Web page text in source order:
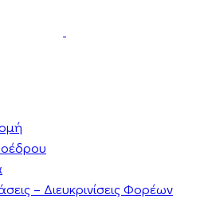
– Διευκρινίσεις Φορέων